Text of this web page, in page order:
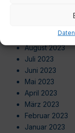
November
September
August 2023
Juli 2023
Juni 2023
Mai 2023
April 2023
März 2023
Februar 2023
Januar 2023